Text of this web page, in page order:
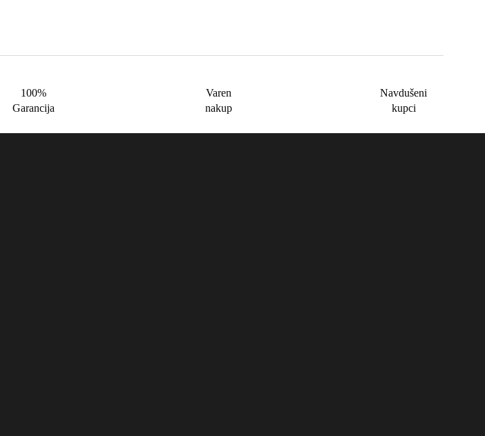
100%
Garancija
Varen
nakup
Navdušeni
kupci